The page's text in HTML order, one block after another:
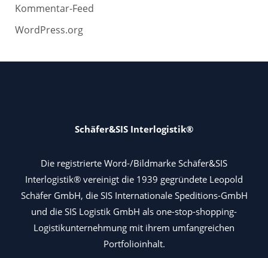
Kommentar-Feed
WordPress.org
Schäfer&SIS Interlogistik®
Die registrierte Word-/Bildmarke Schäfer&SIS
Interlogistik® vereinigt die 1939 gegründete Leopold
Schäfer GmbH, die SIS Internationale Speditions-GmbH
und die SIS Logistik GmbH als one-stop-shopping-
Logistikunternehmung mit ihrem umfangreichen
Portfolioinhalt.